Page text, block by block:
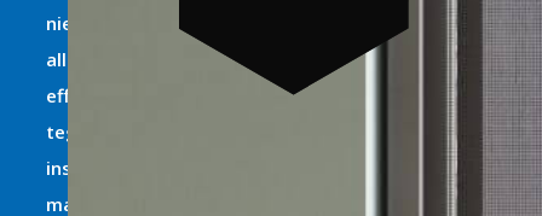
niet
alleen
effectief
tegen
insecten,
maar